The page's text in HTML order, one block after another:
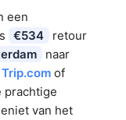
een
€534
retour
naar
Trip.comof
prachtige
van het